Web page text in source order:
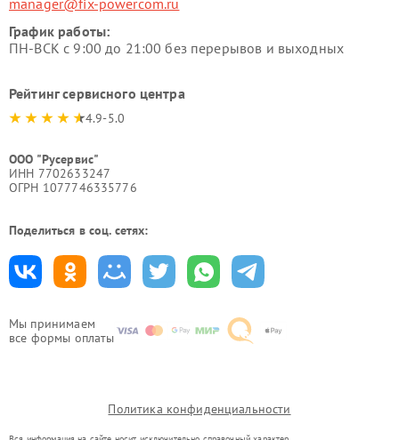
Мы принимаем
все формы оплаты
manager@fix-powercom.ru
График работы:
ПН-ВСК с 9:00 до 21:00 без перерывов и выходных
Рейтинг сервисного центра
4.9-5.0
ООО "Русервис"
ИНН 7702633247
ОГРН 1077746335776
Поделиться в соц. сетях:
Политика конфиденциальности